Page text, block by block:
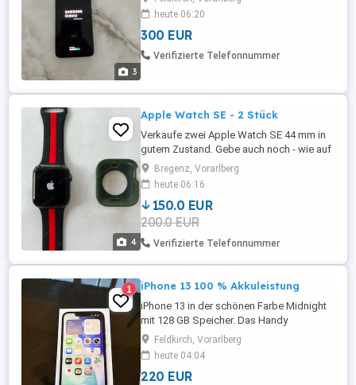
3
Letzter Preis usw. wierd nicht beantwortet
!!!!
heute 06:20
300 EUR
Verifizierte Telefonnummer
4
Apple Watch SE - 2 Stück
Verkaufe zwei Apple Watch SE 44 mm in
gutem Zustand. Gebe auch noch - wie auf
den Fotos ersichtlich - auch 3
Gehäuseschutze dazu.
Bregenz, Vorarlberg
heute 06:16
150.0 EUR
200.0 EUR
Verifizierte Telefonnummer
1 iPhone 13 100 % Akkuleistung
iPhone 13 in der schönen Farbe Midnight
mit 128 GB Speicher. Das Handy
funktioniert einwandfrei. Rahmen hat
Gebrauchsspuren, Display makellos
(siehe Fotos). Akkuleistung 100 %. Frei für
alle Netze! Privatverkauf keine Garantie
Feldkirch, Vorarlberg
heute 04:04
220 EUR